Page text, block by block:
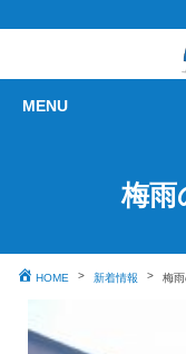
MENU
梅雨
HOME 新着情報 梅